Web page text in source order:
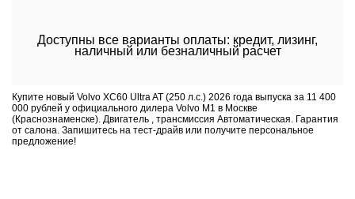
Доступны все варианты оплаты: кредит, лизинг,
наличный или безналичный расчет
Купите новый Volvo XC60 Ultra AT (250 л.с.) 2026 года выпуска за 11 400
000 рублей у официального дилера Volvo M1 в Москве
(Краснознаменске). Двигатель , трансмиссия Автоматическая. Гарантия
от салона. Запишитесь на тест-драйв или получите персональное
предложение!